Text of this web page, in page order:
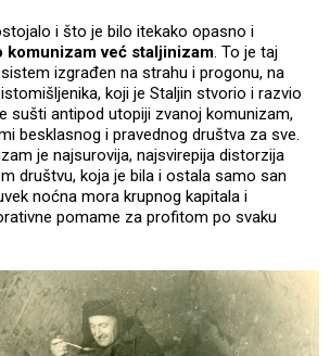
i što je bilo itekako opasno i
komunizam već staljinizam. To je taj
izgrađen na strahu i progonu, na
koji je Staljin stvorio i razvio
sušti antipod utopiji zvanoj komunizam,
besklasnog i pravednog društva za sve.
je najsurovija, najsvirepija distorzija
društvu, koja je bila i ostala samo san
noćna mora krupnog kapitala i
pomame za profitom po svaku